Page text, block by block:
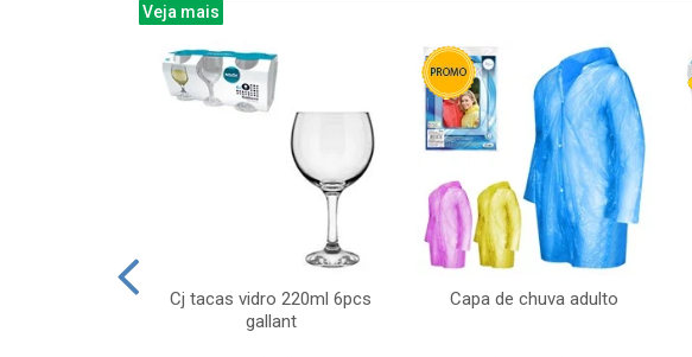
Veja mais
Cj tacas vidro 220ml 6pcs
gallant
Capa de chuva adulto